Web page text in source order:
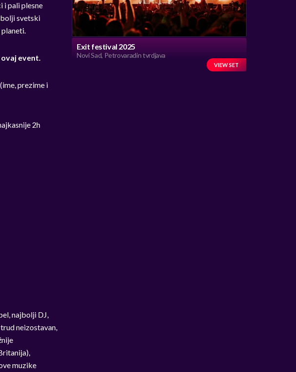
i pali plesne
svetski
planeti.
event.
prezime i
2h
najbolji DJ,
neizostavan,
muzike
Exit festival 2025
Novi Sad, Petrovaradin tvrdjava
VIEW SET